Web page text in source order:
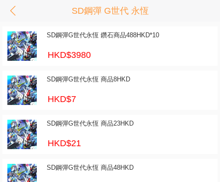
SD鋼彈 G世代 永恆
SD鋼彈G世代永恆 鑽石商品488HKD*10
HKD$3980
SD鋼彈G世代永恆 商品8HKD
HKD$7
SD鋼彈G世代永恆 商品23HKD
HKD$21
SD鋼彈G世代永恆 商品48HKD